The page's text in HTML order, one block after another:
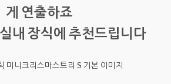
게 연출하죠
내 장식에 추천드립니다